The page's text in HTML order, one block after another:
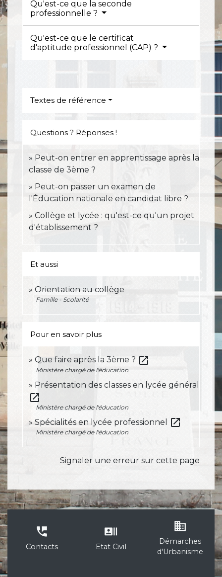
Qu'est-ce que la seconde
professionnelle ?
Qu'est-ce que le certificat
d'aptitude professionnel (CAP) ?
Textes de référence
Questions ? Réponses !
Peut-on entrer en apprentissage après la
classe de 3ème ?
Peut-on passer un examen de
l'Éducation nationale en candidat libre ?
Collège et lycée : qu'est-ce qu'un projet
d'établissement ?
Et aussi
Orientation au collège
Famille - Scolarité
Pour en savoir plus
Que faire après la 3ème ? open_in_new
Ministère chargé de l'éducation
Présentation des classes en lycée général
open_in_new
Ministère chargé de l'éducation
Spécialités en lycée professionnel open_in_new
Ministère chargé de l'éducation
Signaler une erreur sur cette page
perm_phone_msg
Contacts
recent_actors
Etat Civil
business
Démarches
d'Urbanisme